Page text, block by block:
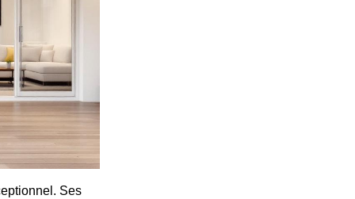
Ses